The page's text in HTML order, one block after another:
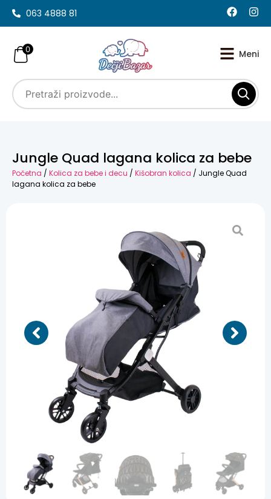
063 4888 81
0
Jungle Quad lagana kolica za bebe
Početna / Kolica za bebe i decu / Kišobran kolica / Jungle Quad
lagana kolica za bebe